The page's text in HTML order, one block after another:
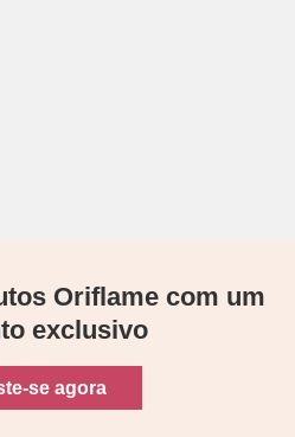
Oriflame com um
exclusivo
se agora